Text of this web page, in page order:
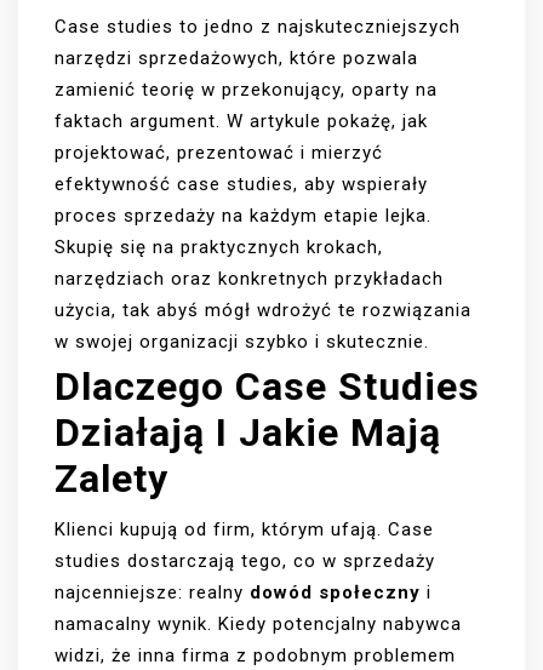
Case studies to jedno z najskuteczniejszych
narzędzi sprzedażowych, które pozwala
zamienić teorię w przekonujący, oparty na
faktach argument. W artykule pokażę, jak
projektować, prezentować i mierzyć
efektywność case studies, aby wspierały
proces sprzedaży na każdym etapie lejka.
Skupię się na praktycznych krokach,
narzędziach oraz konkretnych przykładach
użycia, tak abyś mógł wdrożyć te rozwiązania
w swojej organizacji szybko i skutecznie.
Dlaczego Case Studies
Działają I Jakie Mają
Zalety
Klienci kupują od firm, którym ufają. Case
studies dostarczają tego, co w sprzedaży
najcenniejsze: realny dowód społeczny i
namacalny wynik. Kiedy potencjalny nabywca
widzi, że inna firma z podobnym problemem